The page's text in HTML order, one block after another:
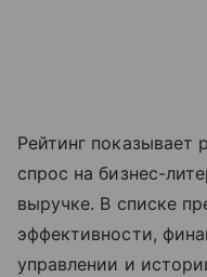
Рейтинг показывает
спрос на бизнес-
выручке. В списке
эффективности,
управлении и